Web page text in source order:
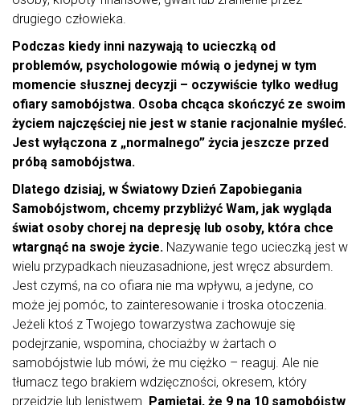
drugiego człowieka.
Podczas kiedy inni nazywają to ucieczką od
problemów, psychologowie mówią o jedynej w tym
momencie słusznej decyzji – oczywiście tylko według
ofiary samobójstwa. Osoba chcąca skończyć ze swoim
życiem najczęściej nie jest w stanie racjonalnie myśleć.
Jest wyłączona z „normalnego” życia jeszcze przed
próbą samobójstwa.
Dlatego dzisiaj, w Światowy Dzień Zapobiegania
Samobójstwom, chcemy przybliżyć Wam, jak wygląda
świat osoby chorej na depresję lub osoby, która chce
wtargnąć na swoje życie. Nazywanie tego ucieczką jest w
wielu przypadkach nieuzasadnione, jest wręcz absurdem.
Jest czymś, na co ofiara nie ma wpływu, a jedyne, co
może jej pomóc, to zainteresowanie i troska otoczenia.
Jeżeli ktoś z Twojego towarzystwa zachowuje się
podejrzanie, wspomina, chociażby w żartach o
samobójstwie lub mówi, że mu ciężko – reaguj. Ale nie
tłumacz tego brakiem wdzięczności, okresem, który
przejdzie lub lenistwem. Pamiętaj, że 9 na 10 samobójstw